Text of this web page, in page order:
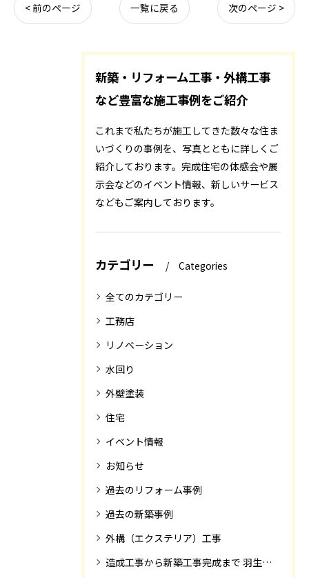
< 前のページ 一覧に戻る 次のページ >
新築・リフォーム工事・外構工事
など豊富な施工事例をご紹介
これまで私たちが施工してきた数々な住ま
いづくりの事例を、写真とともに詳しくご
紹介しております。完成住宅の体感会や展
示会などのイベント情報、新しいサービス
などもご案内しております。
カテゴリー Categories
全てのカテゴリー
工務店
リノベーション
水回り
外壁塗装
住宅
イベント情報
お知らせ
過去のリフォーム事例
過去の新築事例
外構（エクステリア）工事
造成工事から新築工事完成まで 羽生市Ｓ様邸新築工事・